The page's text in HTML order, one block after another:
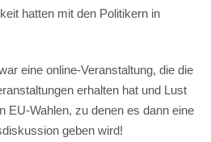
hatten mit den Politikern in
eine online-Veranstaltung, die die
erhalten hat und Lust
EU-Wahlen, zu denen es dann eine
geben wird!